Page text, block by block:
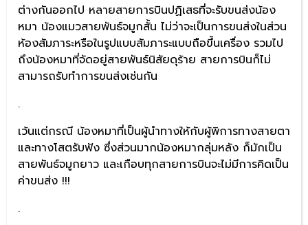
ต่างกันออกไป หลายสายการบินปฏิเสธที่จะรับขนส่งน้อง
หมา น้องแมวสายพันธ์จมูกสั้น ไม่ว่าจะเป็นการขนส่งในส่วน
ห้องสัมภาระหรือในรูปแบบสัมภาระแบบถือขึ้นเครื่อง รวมไป
ถึงน้องหมาที่จัดอยู่สายพันธ์นิสัยดุร้าย สายการบินก็ไม่
สามารถรับทำการขนส่งเช่นกัน
.
เว้นแต่กรณี น้องหมาที่เป็นผู้นำทางให้กับผู้พิการทางสายตา
และทางโสตรับฟัง ซึ่งส่วนมากน้องหมากลุ่มหลัง ก็มักเป็น
สายพันธ์จมูกยาว และเกือบทุกสายการบินจะไม่มีการคิดเป็น
ค่าขนส่ง !!!
.